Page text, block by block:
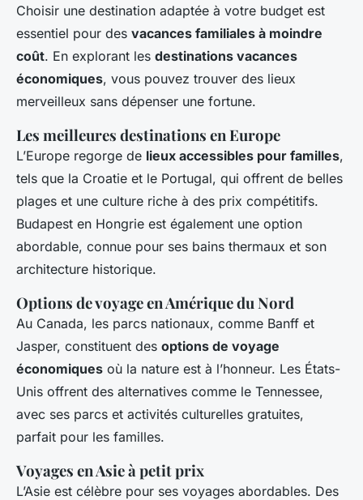
Choisir une destination adaptée à votre budget est
essentiel pour des vacances familiales à moindre
coût. En explorant les destinations vacances
économiques, vous pouvez trouver des lieux
merveilleux sans dépenser une fortune.
Les meilleures destinations en Europe
L’Europe regorge de lieux accessibles pour familles,
tels que la Croatie et le Portugal, qui offrent de belles
plages et une culture riche à des prix compétitifs.
Budapest en Hongrie est également une option
abordable, connue pour ses bains thermaux et son
architecture historique.
Options de voyage en Amérique du Nord
Au Canada, les parcs nationaux, comme Banff et
Jasper, constituent des options de voyage
économiques où la nature est à l’honneur. Les États-
Unis offrent des alternatives comme le Tennessee,
avec ses parcs et activités culturelles gratuites,
parfait pour les familles.
Voyages en Asie à petit prix
L’Asie est célèbre pour ses voyages abordables. Des